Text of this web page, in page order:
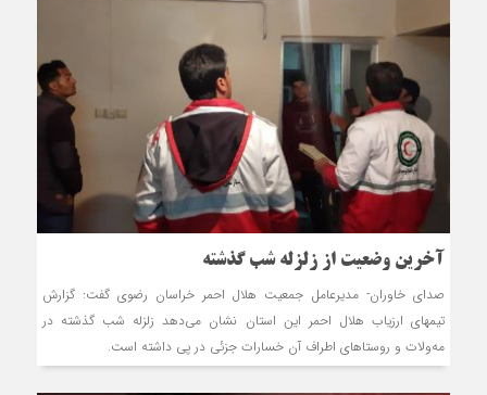
آخرین وضعیت از زلزله شب گذشته
صدای خاوران- مدیرعامل جمعیت هلال احمر خراسان رضوی گفت: گزارش
تیمهای ارزیاب هلال احمر این استان نشان می‌دهد زلزله شب گذشته در
مه‎‌ولات و روستاهای اطراف آن خسارات جزئی در پی داشته است.